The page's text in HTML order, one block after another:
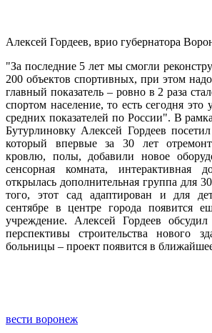
Алексей Гордеев, врио губернатора
"За последние 5 лет мы смогли
200 объектов спортивных, при этом
главный показатель – ровно в 2 раза
спортом население, то есть сегодня
средних показателей по России". В
Бутурлиновку Алексей Гордеев
который впервые за 30 лет
кровлю, полы, добавили новое
сенсорная комната, интерактивная
открылась дополнительная группа для
того, этот сад адаптирован и для
сентябре в центре города появится
учреждение. Алексей Гордеев
перспективы строительства нового
больницы – проект появится в
вести воронеж